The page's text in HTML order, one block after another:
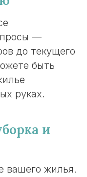
—
до текущего
быть
руках.
и
вашего жилья.